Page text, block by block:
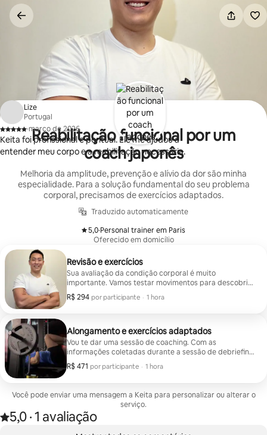
Pular
para
Reabilitação funcional por um
coach japonês
Melhoria da amplitude, prevenção e alívio da dor são minha
especialidade. Para a solução fundamental do seu problema
corporal, precisamos de exercícios adaptados.
Traduzido automaticamente
5,0
, ·Personal trainer em Paris
Oferecido em domicílio
Revisão e exercícios
Sua avaliação da condição corporal é muito
importante. Vamos testar movimentos para descobrir
sua mobilidade. Depois, apresento exercícios
adaptados para melhorar seu físico.
R$ 294 por participante
R$ 294 por participante
, · 1 hora
Alongamento e exercícios adaptados
Vou te dar uma sessão de coaching. Com as
informações coletadas durante a sessão de debriefing,
escolho os exercícios apropriados.
R$ 471 por participante
R$ 471 por participante
, · 1 hora
Você pode enviar uma mensagem a Keita para personalizar ou alterar o
serviço.
Avaliado com 5,0 de 5 estrelas, de um total de 1 avaliação
5,0
, ·1 avaliação
Lize
Portugal
,
·março de 2026
Keita foi profissional e pontual. Ele me ajudou a
entender meu corpo e a reabilitação necessária.